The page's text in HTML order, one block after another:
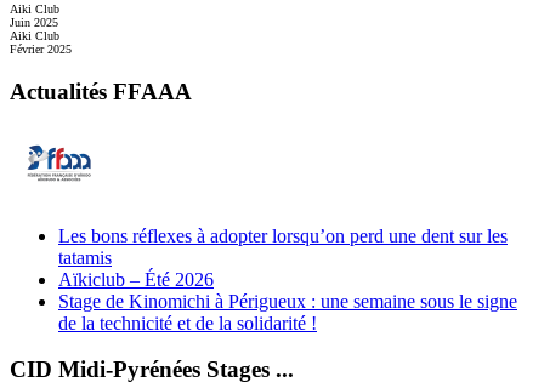
Aiki Club
Juin 2025
Aiki Club
Février 2025
Actualités FFAAA
Les bons réflexes à adopter lorsqu’on perd une dent sur les
tatamis
Aïkiclub – Été 2026
Stage de Kinomichi à Périgueux : une semaine sous le signe
de la technicité et de la solidarité !
CID Midi-Pyrénées Stages ...